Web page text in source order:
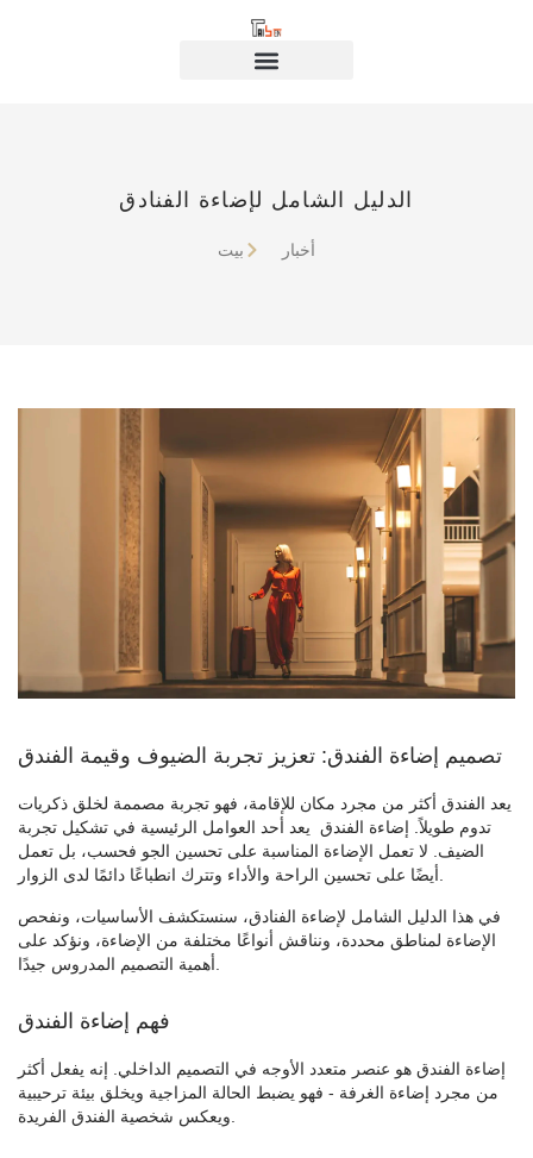
الدليل الشامل لإضاءة الفنادق
بيت أخبار
تصميم إضاءة الفندق: تعزيز تجربة الضيوف وقيمة الفندق
يعد الفندق أكثر من مجرد مكان للإقامة، فهو تجربة مصممة لخلق ذكريات
تدوم طويلاً. إضاءة الفندق يعد أحد العوامل الرئيسية في تشكيل تجربة
الضيف. لا تعمل الإضاءة المناسبة على تحسين الجو فحسب، بل تعمل
في هذا الدليل الشامل لإضاءة الفنادق، سنستكشف الأساسيات، ونفحص
الإضاءة لمناطق محددة، ونناقش أنواعًا مختلفة من الإضاءة، ونؤكد على
فهم إضاءة الفندق
إضاءة الفندق هو عنصر متعدد الأوجه في التصميم الداخلي. إنه يفعل أكثر
من مجرد إضاءة الغرفة - فهو يضبط الحالة المزاجية ويخلق بيئة ترحيبية